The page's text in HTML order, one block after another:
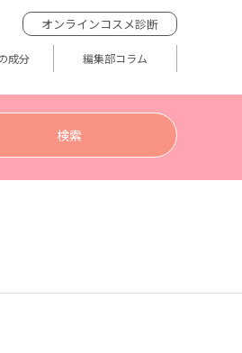
オンラインコスメ診断
成分 編集部コラム